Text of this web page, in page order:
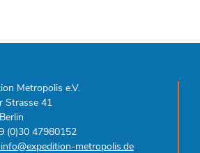
Metropolis e.V.
Strasse 41
(0)30 47980152
info@expedition-metropolis.de